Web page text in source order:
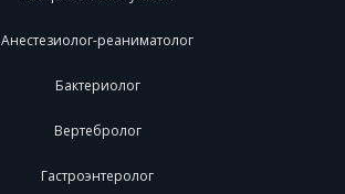
Анестезиолог-реаниматолог
Бактериолог
Вертебролог
Гастроэнтеролог